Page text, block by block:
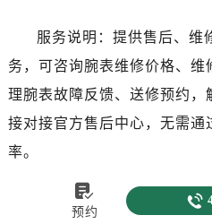
服务说明：提供售后、维
务，可咨询腕表维修价格、维
理腕表故障反馈、送修预约，
接对接官方售后中心，无需通
率。
一、官方售后渠道信息

预约
